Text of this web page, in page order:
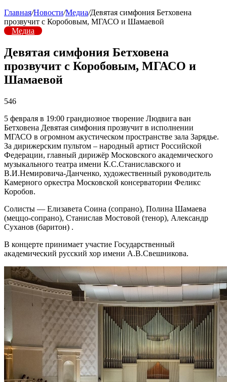
Главная/Новости/Медиа/Девятая симфония Бетховена
прозвучит с Коробовым, МГАСО и Шамаевой
Медиа
Девятая симфония Бетховена
прозвучит с Коробовым, МГАСО и
Шамаевой
546
5 февраля в 19:00 грандиозное творение Людвига ван
Бетховена Девятая симфония прозвучит в исполнении
МГАСО в огромном акустическом пространстве зала Зарядье.
За дирижерским пультом – народный артист Российской
Федерации, главный дирижёр Московского академического
музыкального театра имени К.С.Станиславского и
В.И.Немировича-Данченко, художественный руководитель
Камерного оркестра Московской консерватории Феликс
Коробов.
Солисты — Елизавета Соина (сопрано), Полина Шамаева
(меццо-сопрано), Станислав Мостовой (тенор), Александр
Суханов (баритон) .
В концерте принимает участие Государственный
академический русский хор имени А.В.Свешникова.